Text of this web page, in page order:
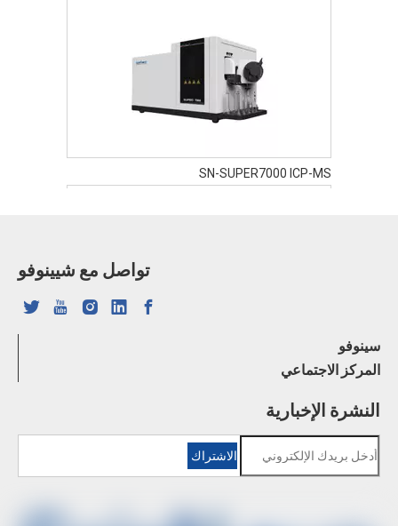
SN-SUPER7000 ICP-MS
تواصل مع شيينوفو
سينوفو
المركز الاجتماعي
النشرة الإخبارية
الاشتراك